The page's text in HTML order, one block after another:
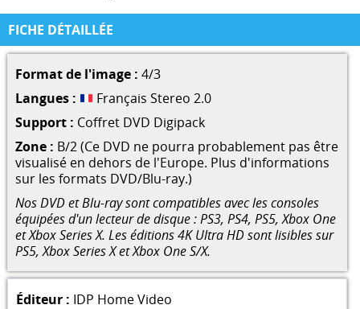
FICHE DÉTAILLÉE
Format de l'image : 4/3
Langues :
Français Stereo 2.0
Support : Coffret DVD Digipack
Zone : B/2 (Ce DVD ne pourra probablement pas être
visualisé en dehors de l'Europe. Plus d'informations
sur les formats DVD/Blu-ray.)
Nos DVD et Blu-ray sont compatibles avec les consoles
équipées d'un lecteur de disque : PS3, PS4, PS5, Xbox One
et Xbox Series X. Les éditions 4K Ultra HD sont lisibles sur
PS5, Xbox Series X et Xbox One S/X.
Éditeur : IDP Home Video